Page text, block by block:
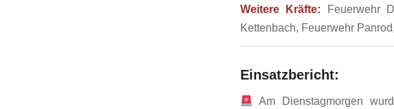
Weitere Kräfte: Feuerwehr
Kettenbach, Feuerwehr
Einsatzbericht:
Am Dienstagmorgen